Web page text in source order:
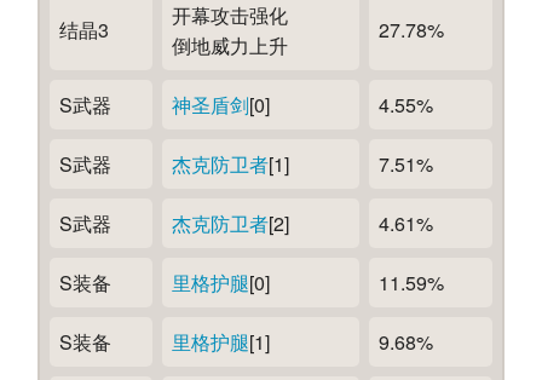
结晶3
开幕攻击强化
倒地威力上升
27.78%
S武器 神圣盾剑[0] 4.55%
S武器 杰克防卫者[1] 7.51%
S武器 杰克防卫者[2] 4.61%
S装备 里格护腿[0] 11.59%
S装备 里格护腿[1] 9.68%